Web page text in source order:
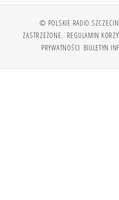
© POLSKIE RADIO
ZASTRZEŻONE. REGULAMIN
PRYWATNOŚCI BIULETYN